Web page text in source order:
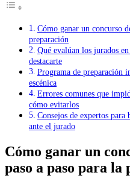
Cómo ganar un concurso
preparación
Qué evalúan los jurados
destacarte
Programa de preparación
escénica
Errores comunes que
cómo evitarlos
Consejos de expertos
ante el jurado
Cómo ganar un
paso a paso para la